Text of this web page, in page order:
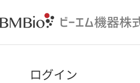
ログイン